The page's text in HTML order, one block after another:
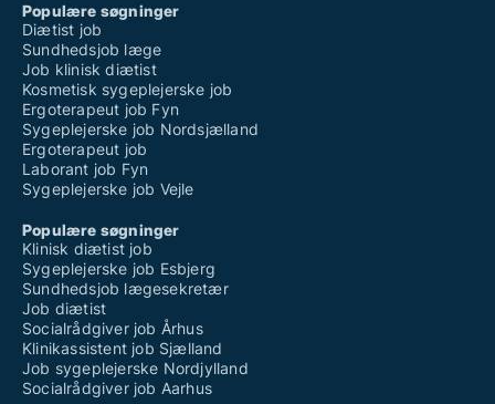
Populære søgninger
Diætist job
Sundhedsjob læge
Job klinisk diætist
Kosmetisk sygeplejerske job
Ergoterapeut job Fyn
Sygeplejerske job Nordsjælland
Ergoterapeut job
Laborant job Fyn
Sygeplejerske job Vejle
Populære søgninger
Klinisk diætist job
Sygeplejerske job Esbjerg
Sundhedsjob lægesekretær
Job diætist
Socialrådgiver job Århus
Klinikassistent job Sjælland
Job sygeplejerske Nordjylland
Socialrådgiver job Aarhus